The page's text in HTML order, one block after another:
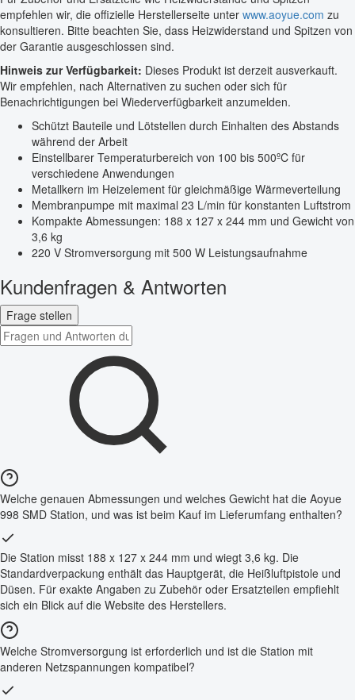
empfehlen wir, die offizielle Herstellerseite unter www.aoyue.com zu
konsultieren. Bitte beachten Sie, dass Heizwiderstand und Spitzen von
der Garantie ausgeschlossen sind.
Hinweis zur Verfügbarkeit: Dieses Produkt ist derzeit ausverkauft.
Wir empfehlen, nach Alternativen zu suchen oder sich für
Benachrichtigungen bei Wiederverfügbarkeit anzumelden.
Schützt Bauteile und Lötstellen durch Einhalten des Abstands
während der Arbeit
Einstellbarer Temperaturbereich von 100 bis 500ºC für
verschiedene Anwendungen
Metallkern im Heizelement für gleichmäßige Wärmeverteilung
Membranpumpe mit maximal 23 L/min für konstanten Luftstrom
Kompakte Abmessungen: 188 x 127 x 244 mm und Gewicht von
3,6 kg
220 V Stromversorgung mit 500 W Leistungsaufnahme
Kundenfragen & Antworten
Frage stellen
Welche genauen Abmessungen und welches Gewicht hat die Aoyue
998 SMD Station, und was ist beim Kauf im Lieferumfang enthalten?
Die Station misst 188 x 127 x 244 mm und wiegt 3,6 kg. Die
Standardverpackung enthält das Hauptgerät, die Heißluftpistole und
Düsen. Für exakte Angaben zu Zubehör oder Ersatzteilen empfiehlt
sich ein Blick auf die Website des Herstellers.
Welche Stromversorgung ist erforderlich und ist die Station mit
anderen Netzspannungen kompatibel?